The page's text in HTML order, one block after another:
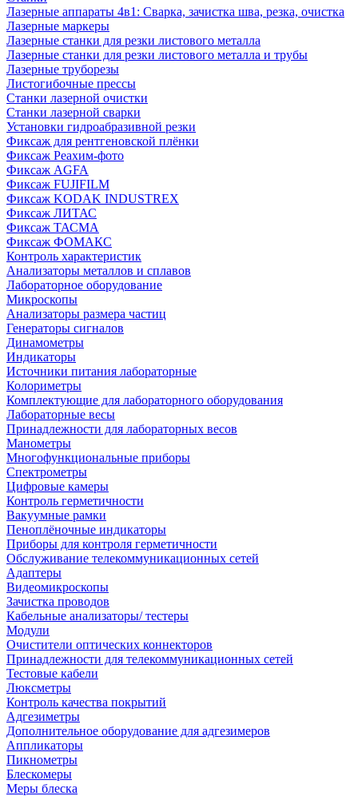
Лазерные аппараты 4в1: Сварка, зачистка шва, резка, очистка
Лазерные маркеры
Лазерные станки для резки листового металла
Лазерные станки для резки листового металла и трубы
Лазерные труборезы
Листогибочные прессы
Станки лазерной очистки
Станки лазерной сварки
Установки гидроабразивной резки
Фиксаж для рентгеновской плёнки
Фиксаж Реахим-фото
Фиксаж AGFA
Фиксаж FUJIFILM
Фиксаж KODAK INDUSTREX
Фиксаж ЛИТАС
Фиксаж ТАСМА
Фиксаж ФОМАКС
Контроль характеристик
Анализаторы металлов и сплавов
Лабораторное оборудование
Микроскопы
Анализаторы размера частиц
Генераторы сигналов
Динамометры
Индикаторы
Источники питания лабораторные
Колориметры
Комплектующие для лабораторного оборудования
Лабораторные весы
Принадлежности для лабораторных весов
Манометры
Многофункциональные приборы
Спектрометры
Цифровые камеры
Контроль герметичности
Вакуумные рамки
Пеноплёночные индикаторы
Приборы для контроля герметичности
Обслуживание телекоммуникационных сетей
Адаптеры
Видеомикроскопы
Зачистка проводов
Кабельные анализаторы/ тестеры
Модули
Очистители оптических коннекторов
Принадлежности для телекоммуникационных сетей
Тестовые кабели
Люксметры
Контроль качества покрытий
Адгезиметры
Дополнительное оборудование для адгезимеров
Аппликаторы
Пикнометры
Блескомеры
Меры блеска